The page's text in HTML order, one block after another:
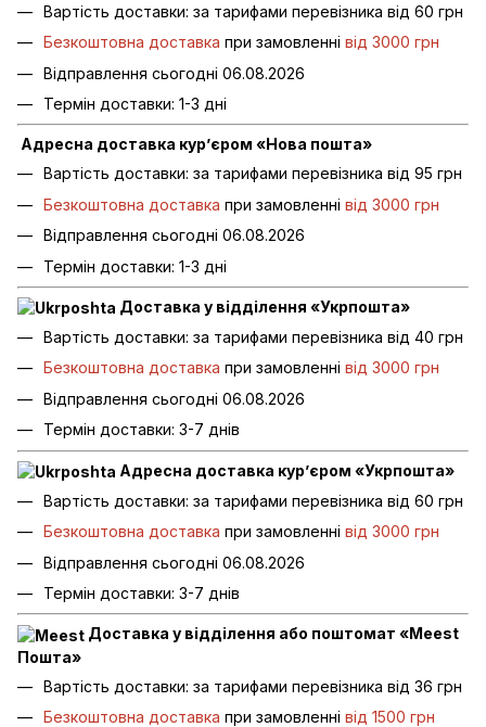
Вартість доставки: за тарифами перевізника від 60 грн
Безкоштовна доставка при замовленні від 3000 грн
Відправлення сьогодні 06.08.2026
Термін доставки: 1-3 дні
Адресна доставка кур’єром «Нова пошта»
Вартість доставки: за тарифами перевізника від 95 грн
Безкоштовна доставка при замовленні від 3000 грн
Відправлення сьогодні 06.08.2026
Термін доставки: 1-3 дні
Доставка у відділення «Укрпошта»
Вартість доставки: за тарифами перевізника від 40 грн
Безкоштовна доставка при замовленні від 3000 грн
Відправлення сьогодні 06.08.2026
Термін доставки: 3-7 днів
Адресна доставка кур’єром «Укрпошта»
Вартість доставки: за тарифами перевізника від 60 грн
Безкоштовна доставка при замовленні від 3000 грн
Відправлення сьогодні 06.08.2026
Термін доставки: 3-7 днів
Доставка у відділення або поштомат «Meest
Пошта»
Вартість доставки: за тарифами перевізника від 36 грн
Безкоштовна доставка при замовленні від 1500 грн